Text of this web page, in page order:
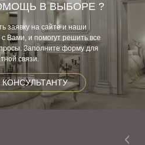
В ВЫБОРЕ ?
заявку на сайте и наши
Вами, и помогут решить все
Заполните форму для
связи.